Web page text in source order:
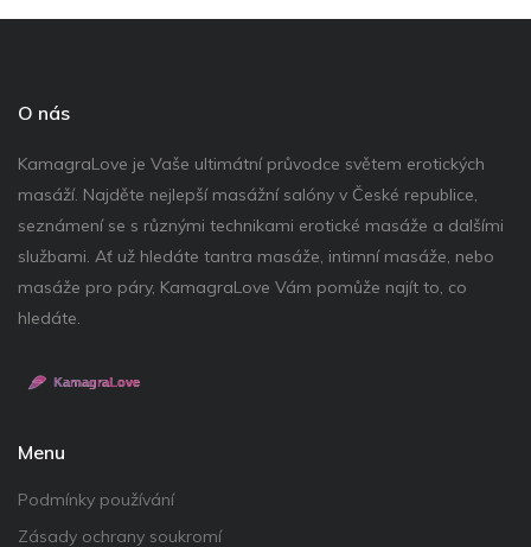
O nás
KamagraLove je Vaše ultimátní průvodce světem erotických
masáží. Najděte nejlepší masážní salóny v České republice,
seznámení se s různými technikami erotické masáže a dalšími
službami. Ať už hledáte tantra masáže, intimní masáže, nebo
masáže pro páry, KamagraLove Vám pomůže najít to, co
hledáte.
Menu
Podmínky používání
Zásady ochrany soukromí